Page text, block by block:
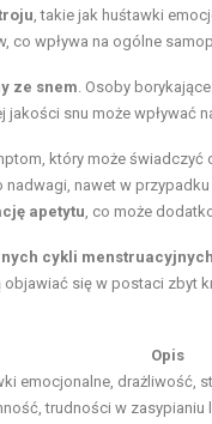
, takie jak huśtawki
co wpływa na ogólne
ze snem. Osoby
snu może wpływać
który może
nawet w
apetytu, co może
cykli menstruacyjnych
się w postaci zbyt
Opis
emocjonalne, drażliwość,
trudności w